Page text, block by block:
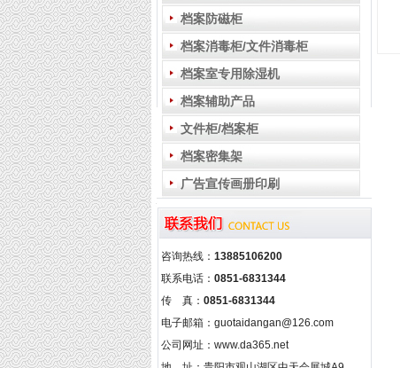
档案防磁柜
档案消毒柜/文件消毒柜
档案室专用除湿机
档案辅助产品
文件柜/档案柜
档案密集架
广告宣传画册印刷
咨询热线： 13885106200
联系电话： 0851-6831344
传 真： 0851-6831344
电子邮箱：guotaidangan@126.com
公司网址：www.da365.net